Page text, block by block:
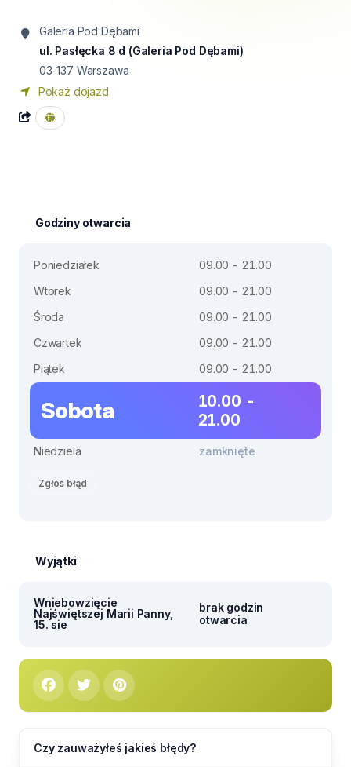
Galeria Pod Dębami
ul. Pasłęcka 8 d (Galeria Pod Dębami)
03-137 Warszawa
Pokaż dojazd
Godziny otwarcia
Poniedziałek
09.00 - 21.00
Wtorek
09.00 - 21.00
Środa
09.00 - 21.00
Czwartek
09.00 - 21.00
Piątek
09.00 - 21.00
Sobota
10.00 -
21.00
Niedziela zamknięte
Zgłoś błąd
Wyjątki
Wniebowzięcie
Najświętszej Marii Panny,
15. sie
brak godzin
otwarcia
Czy zauważyłeś jakieś błędy?